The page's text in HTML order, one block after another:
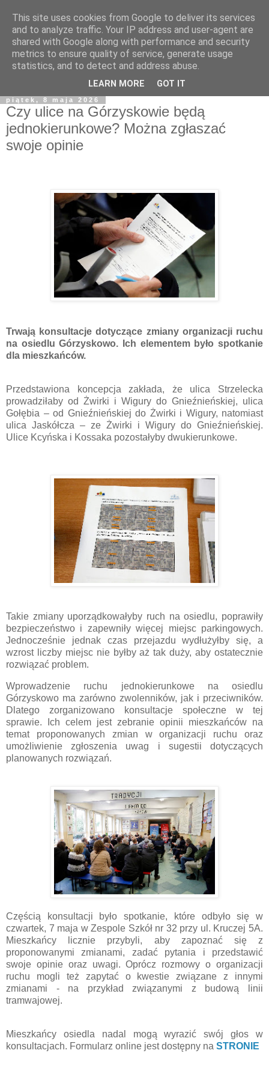
piątek, 8 maja 2026
Czy ulice na Górzyskowie będą
jednokierunkowe? Można zgłaszać
swoje opinie
Trwają konsultacje dotyczące zmiany organizacji ruchu
na osiedlu Górzyskowo. Ich elementem było spotkanie
dla mieszkańców.
Przedstawiona koncepcja zakłada, że ulica Strzelecka
prowadziłaby od Żwirki i Wigury do Gnieźnieńskiej, ulica
Gołębia – od Gnieźnieńskiej do Żwirki i Wigury, natomiast
ulica Jaskółcza – ze Żwirki i Wigury do Gnieźnieńskiej.
Ulice Kcyńska i Kossaka pozostałyby dwukierunkowe.
Takie zmiany uporządkowałyby ruch na osiedlu, poprawiły
bezpieczeństwo i zapewniły więcej miejsc parkingowych.
Jednocześnie jednak czas przejazdu wydłużyłby się, a
wzrost liczby miejsc nie byłby aż tak duży, aby ostatecznie
rozwiązać problem.
Wprowadzenie ruchu jednokierunkowe na osiedlu
Górzyskowo ma zarówno zwolenników, jak i przeciwników.
Dlatego zorganizowano konsultacje społeczne w tej
sprawie. Ich celem jest zebranie opinii mieszkańców na
temat proponowanych zmian w organizacji ruchu oraz
umożliwienie zgłoszenia uwag i sugestii dotyczących
planowanych rozwiązań.
Częścią konsultacji było spotkanie, które odbyło się w
czwartek, 7 maja w Zespole Szkół nr 32 przy ul. Kruczej 5A.
Mieszkańcy licznie przybyli, aby zapoznać się z
proponowanymi zmianami, zadać pytania i przedstawić
swoje opinie oraz uwagi. Oprócz rozmowy o organizacji
ruchu mogli też zapytać o kwestie związane z innymi
zmianami - na przykład związanymi z budową linii
tramwajowej.
Mieszkańcy osiedla nadal mogą wyrazić swój głos w
konsultacjach. Formularz online jest dostępny na STRONIE
This site uses cookies from Google to deliver its services
and to analyze traffic. Your IP address and user-agent are
shared with Google along with performance and security
metrics to ensure quality of service, generate usage
statistics, and to detect and address abuse.
LEARN MORE GOT IT